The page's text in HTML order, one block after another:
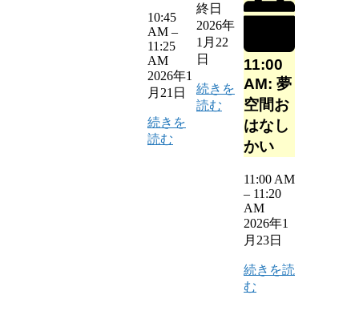
10:45
AM –
11:25
AM
2026年1
月21日
続きを
読む
終日
2026年
1月22
日
続きを
読む
11:00
AM: 夢
空間お
はなし
かい
11:00 AM
– 11:20
AM
2026年1
月23日
続きを読
む